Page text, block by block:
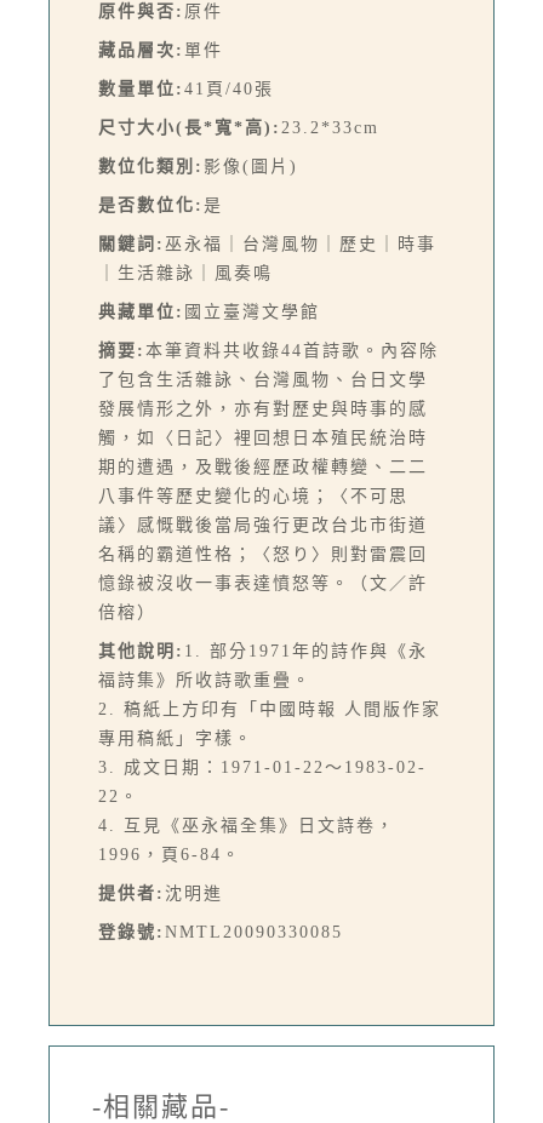
原件與否: 原件
藏品層次: 單件
數量單位: 41頁/40張
尺寸大小(長*寬*高): 23.2*33cm
數位化類別: 影像(圖片)
是否數位化: 是
關鍵詞: 巫永福｜台灣風物｜歷史｜時事
｜生活雜詠｜風奏鳴
典藏單位: 國立臺灣文學館
摘要: 本筆資料共收錄44首詩歌。內容除
了包含生活雜詠、台灣風物、台日文學
發展情形之外，亦有對歷史與時事的感
觸，如〈日記〉裡回想日本殖民統治時
期的遭遇，及戰後經歷政權轉變、二二
八事件等歷史變化的心境；〈不可思
議〉感慨戰後當局強行更改台北市街道
名稱的霸道性格；〈怒り〉則對雷震回
憶錄被沒收一事表達憤怒等。（文／許
倍榕）
其他說明: 1. 部分1971年的詩作與《永
福詩集》所收詩歌重疊。
2. 稿紙上方印有「中國時報 人間版作家
專用稿紙」字樣。
3. 成文日期：1971-01-22～1983-02-
22。
4. 互見《巫永福全集》日文詩卷，
1996，頁6-84。
提供者: 沈明進
登錄號: NMTL20090330085
-相關藏品-